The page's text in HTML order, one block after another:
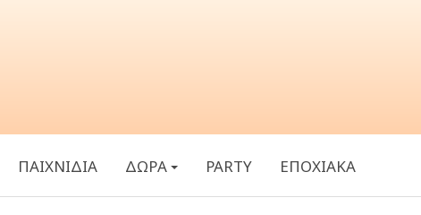
ΠΑΙΧΝΙΔΙΑ ΔΩΡΑ PARTY ΕΠΟΧΙΑΚΑ